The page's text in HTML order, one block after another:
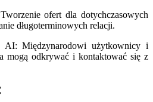
ofert dla dotychczasowych
długoterminowych relacji.
AI: Międzynarodowi użytkownicy i
mogą odkrywać i kontaktować się z